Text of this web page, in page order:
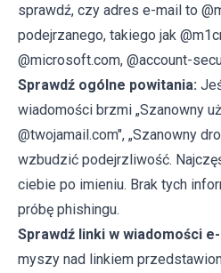
sprawdź, czy adres e-mail to
podejrzanego, takiego jak
@microsoft.com, @account-
Sprawdź ogólne powitania:
wiadomości brzmi „Szanowny
@twojamail.com", „Szanowny
wzbudzić podejrzliwość.
ciebie po imieniu. Brak tych
próbę phishingu.
Sprawdź linki w wiadomości
myszy nad linkiem